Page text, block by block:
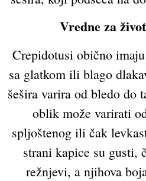
Vredne za
Crepidotusi obično
sa glatkom ili blago
šešira varira od bledo do
oblik može varirati
spljoštenog ili čak
strani kapice su gusti,
režnjevi, a njihova